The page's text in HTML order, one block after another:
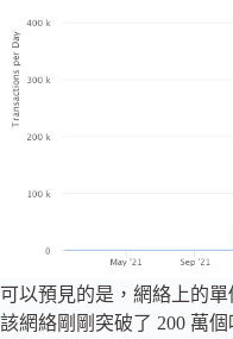
可以預見的是，網絡上的
該網絡剛剛突破了 200 萬